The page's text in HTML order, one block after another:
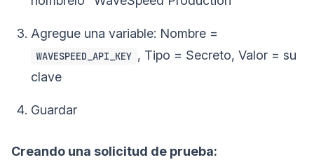
Agregue una variable: Nombre =
WAVESPEED_API_KEY , Tipo = Secreto, Valor = su
clave
Guardar
Creando una solicitud de prueba: